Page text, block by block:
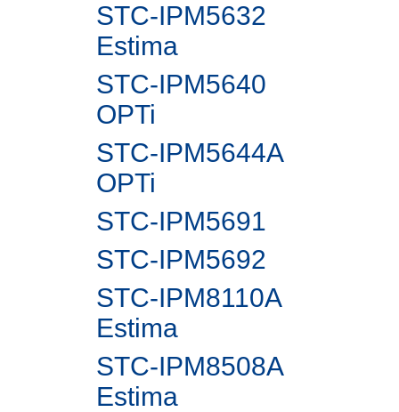
STC-IPM5632
Estima
STC-IPM5640
OPTi
STC-IPM5644A
OPTi
STC-IPM5691
STC-IPM5692
STC-IPM8110A
Estima
STC-IPM8508A
Estima